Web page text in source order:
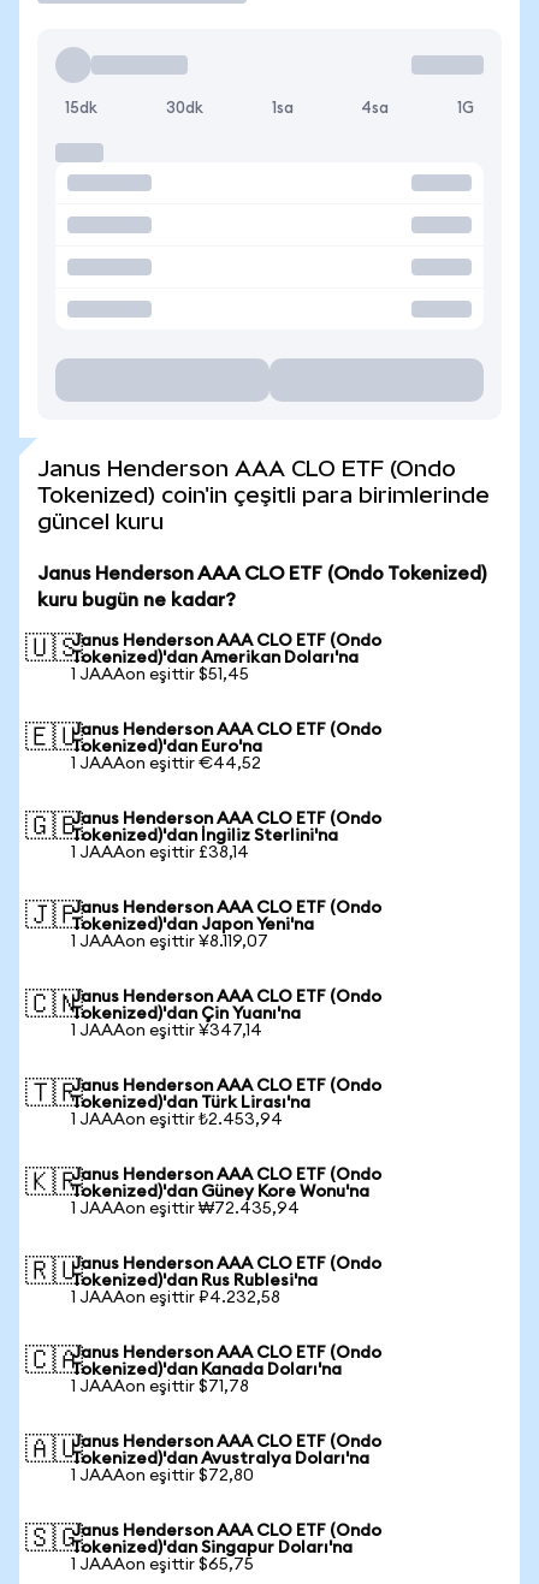
15dk 30dk 1sa 4sa 1G
Janus Henderson AAA CLO ETF (Ondo
Tokenized) coin'in çeşitli para birimlerinde
güncel kuru
Janus Henderson AAA CLO ETF (Ondo Tokenized)
kuru bugün ne kadar?
🇺🇸Janus Henderson AAA CLO ETF (Ondo
Tokenized)'dan Amerikan Doları'na
1 JAAAon eşittir $51,45
🇪🇺Janus Henderson AAA CLO ETF (Ondo
Tokenized)'dan Euro'na
1 JAAAon eşittir €44,52
🇬🇧Janus Henderson AAA CLO ETF (Ondo
Tokenized)'dan İngiliz Sterlini'na
1 JAAAon eşittir £38,14
🇯🇵Janus Henderson AAA CLO ETF (Ondo
Tokenized)'dan Japon Yeni'na
1 JAAAon eşittir ¥8.119,07
🇨🇳Janus Henderson AAA CLO ETF (Ondo
Tokenized)'dan Çin Yuanı'na
1 JAAAon eşittir ¥347,14
🇹🇷Janus Henderson AAA CLO ETF (Ondo
Tokenized)'dan Türk Lirası'na
1 JAAAon eşittir ₺2.453,94
🇰🇷Janus Henderson AAA CLO ETF (Ondo
Tokenized)'dan Güney Kore Wonu'na
1 JAAAon eşittir ₩72.435,94
🇷🇺Janus Henderson AAA CLO ETF (Ondo
Tokenized)'dan Rus Rublesi'na
1 JAAAon eşittir ₽4.232,58
🇨🇦Janus Henderson AAA CLO ETF (Ondo
Tokenized)'dan Kanada Doları'na
1 JAAAon eşittir $71,78
🇦🇺Janus Henderson AAA CLO ETF (Ondo
Tokenized)'dan Avustralya Doları'na
1 JAAAon eşittir $72,80
🇸🇬Janus Henderson AAA CLO ETF (Ondo
Tokenized)'dan Singapur Doları'na
1 JAAAon eşittir $65,75